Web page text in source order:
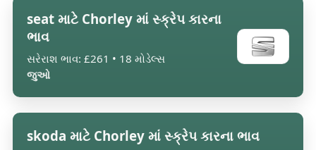
seat માટે Chorley માં સ્ક્રેપ કારના
ભાવ
સરેરાશ ભાવ: £261 • 18 મોડેલ્સ
જુઓ
skoda માટે Chorley માં સ્ક્રેપ કારના ભાવ